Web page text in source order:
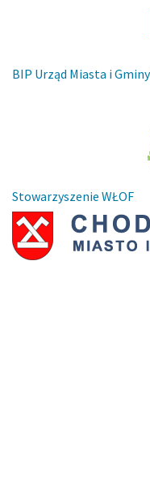
BIP Urząd Miasta i
Stowarzyszenie WŁOF